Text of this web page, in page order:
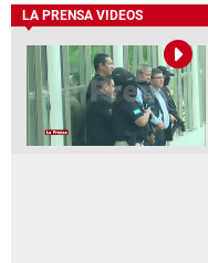
LA PRENSA VIDEOS